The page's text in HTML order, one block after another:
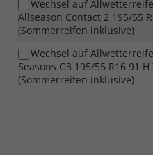
Wechsel auf
Allseason Contact 2 195/55
(Sommerreifen inklusive)
Wechsel auf
Seasons G3 195/55 R16 91 H
(Sommerreifen inklusive)